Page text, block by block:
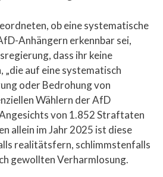
ob eine systematische
Anhängern erkennbar sei,
dass ihr keine
„die auf eine systematisch
oder Bedrohung von
Wählern der AfD
von 1.852 Straftaten
allein im Jahr 2025 ist diese
realitätsfern, schlimmstenfalls
gewollten Verharmlosung.